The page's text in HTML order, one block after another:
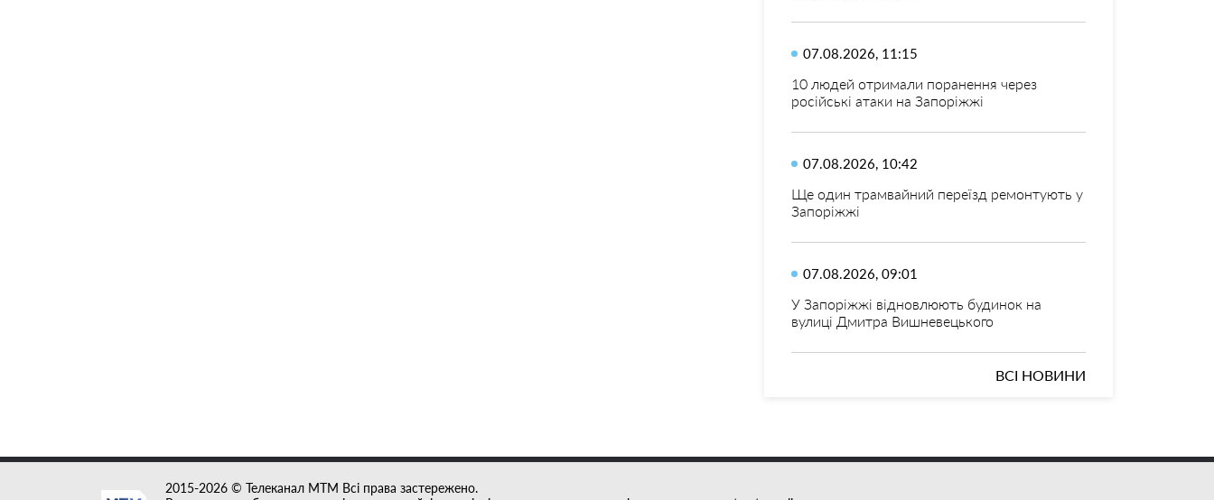
07.08.2026, 11:15
10 людей отримали поранення через
російські атаки на Запоріжжі
07.08.2026, 10:42
Ще один трамвайний переїзд ремонтують у
Запоріжжі
07.08.2026, 09:01
У Запоріжжі відновлюють будинок на
вулиці Дмитра Вишневецького
ВСІ НОВИНИ
2015-2026 © Телеканал MTM Всі права застережено.